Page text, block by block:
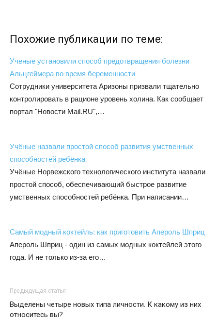
Похожие публикации по теме:
Ученые установили способ предотвращения болезни
Альцгеймера во время беременности
Сотрудники университета Аризоны призвали тщательно
контролировать в рационе уровень холина. Как сообщает
портал "Новости Mail.RU",…
Учёные назвали простой способ развития умственных
способностей ребёнка
Учёные Норвежского технологического института назвали
простой способ, обеспечивающий быстрое развитие
умственных способностей ребёнка. При написании…
Самый модный коктейль: как приготовить Апероль Шприц
Апероль Шприц - один из самых модных коктейлей этого
года. И не только из-за его…
Предыдущая статья
Выделены четыре новых типа личности. К какому из них
относитесь вы?